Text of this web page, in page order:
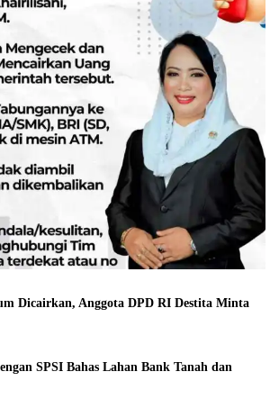
Dicairkan, Anggota DPD RI Destita Minta
SPSI Bahas Lahan Bank Tanah dan